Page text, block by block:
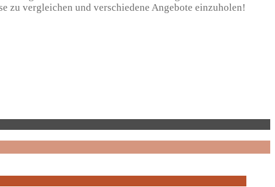
zu vergleichen und verschiedene Angebote einzuholen!